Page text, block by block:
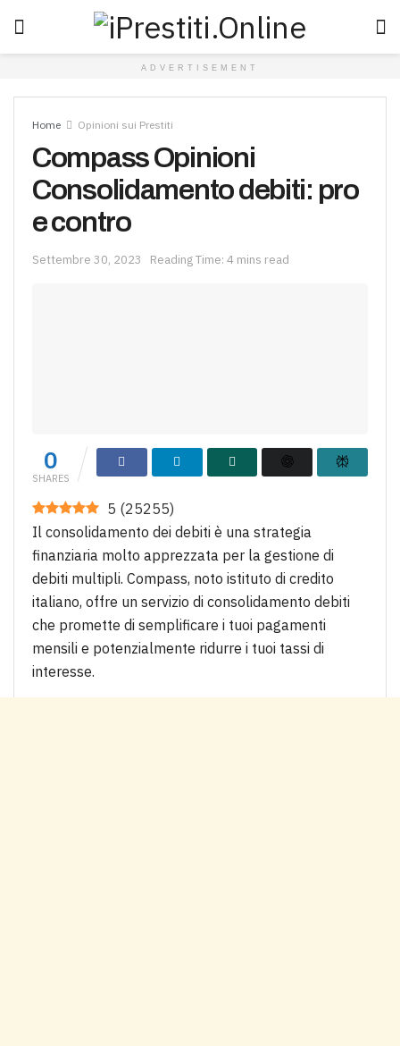
ADVERTISEMENT
Home Opinioni sui Prestiti
Compass Opinioni
Consolidamento debiti: pro
e contro
Settembre 30, 2023 Reading Time: 4 mins read
0
SHARES
5 (25255)
Il consolidamento dei debiti è una strategia
finanziaria molto apprezzata per la gestione di
debiti multipli. Compass, noto istituto di credito
italiano, offre un servizio di consolidamento debiti
che promette di semplificare i tuoi pagamenti
mensili e potenzialmente ridurre i tuoi tassi di
interesse.